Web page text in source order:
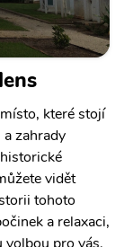
které stojí
zahrady
vidět
tohoto
a relaxaci,